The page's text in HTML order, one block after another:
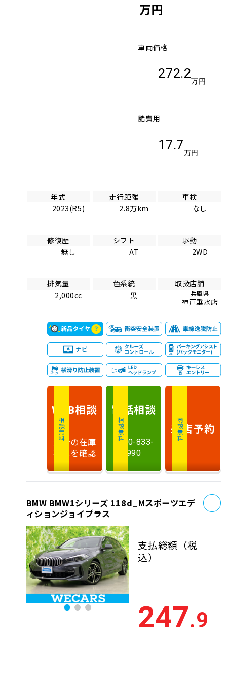
万円
車両価格
272.2
万円
諸費用
17.7
万円
年式
2023(R5)
走行距離
2.8万km
車検
なし
修復歴
無し
シフト
AT
駆動
2WD
排気量
2,000cc
色系統
黒
取扱店舗
兵庫県
神戸垂水店
相談無料
WEB相談
最新の在庫
状況を確認
相談無料
電話相談
0120-833-
990
商談無料
来店予約
BMW BMW1シリーズ 118d_Mスポーツエデ
ィションジョイプラス
支払総額 （税
込）
247.9